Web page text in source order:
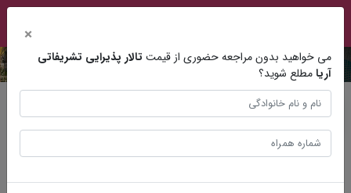
×
می خواهید بدون مراجعه حضوری از قیمت تالار پذیرایی تشریفاتی
آریا مطلع شوید؟